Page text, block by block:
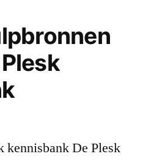
kennisbank De Plesk